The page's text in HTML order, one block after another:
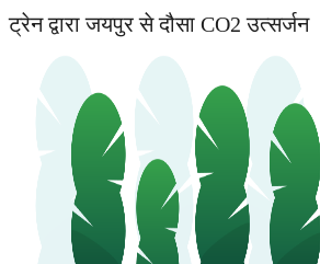
ट्रेन द्वारा जयपुर से दौसा CO2 उत्सर्जन